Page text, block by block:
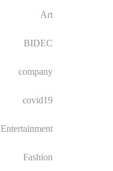
Art
BIDEC
company
covid19
Entertainment
Fashion